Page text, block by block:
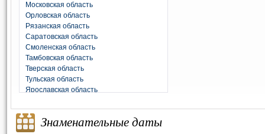
Московская область
Орловская область
Рязанская область
Саратовская область
Смоленская область
Тамбовская область
Тверская область
Тульская область
Ярославская область
Знаменательные даты